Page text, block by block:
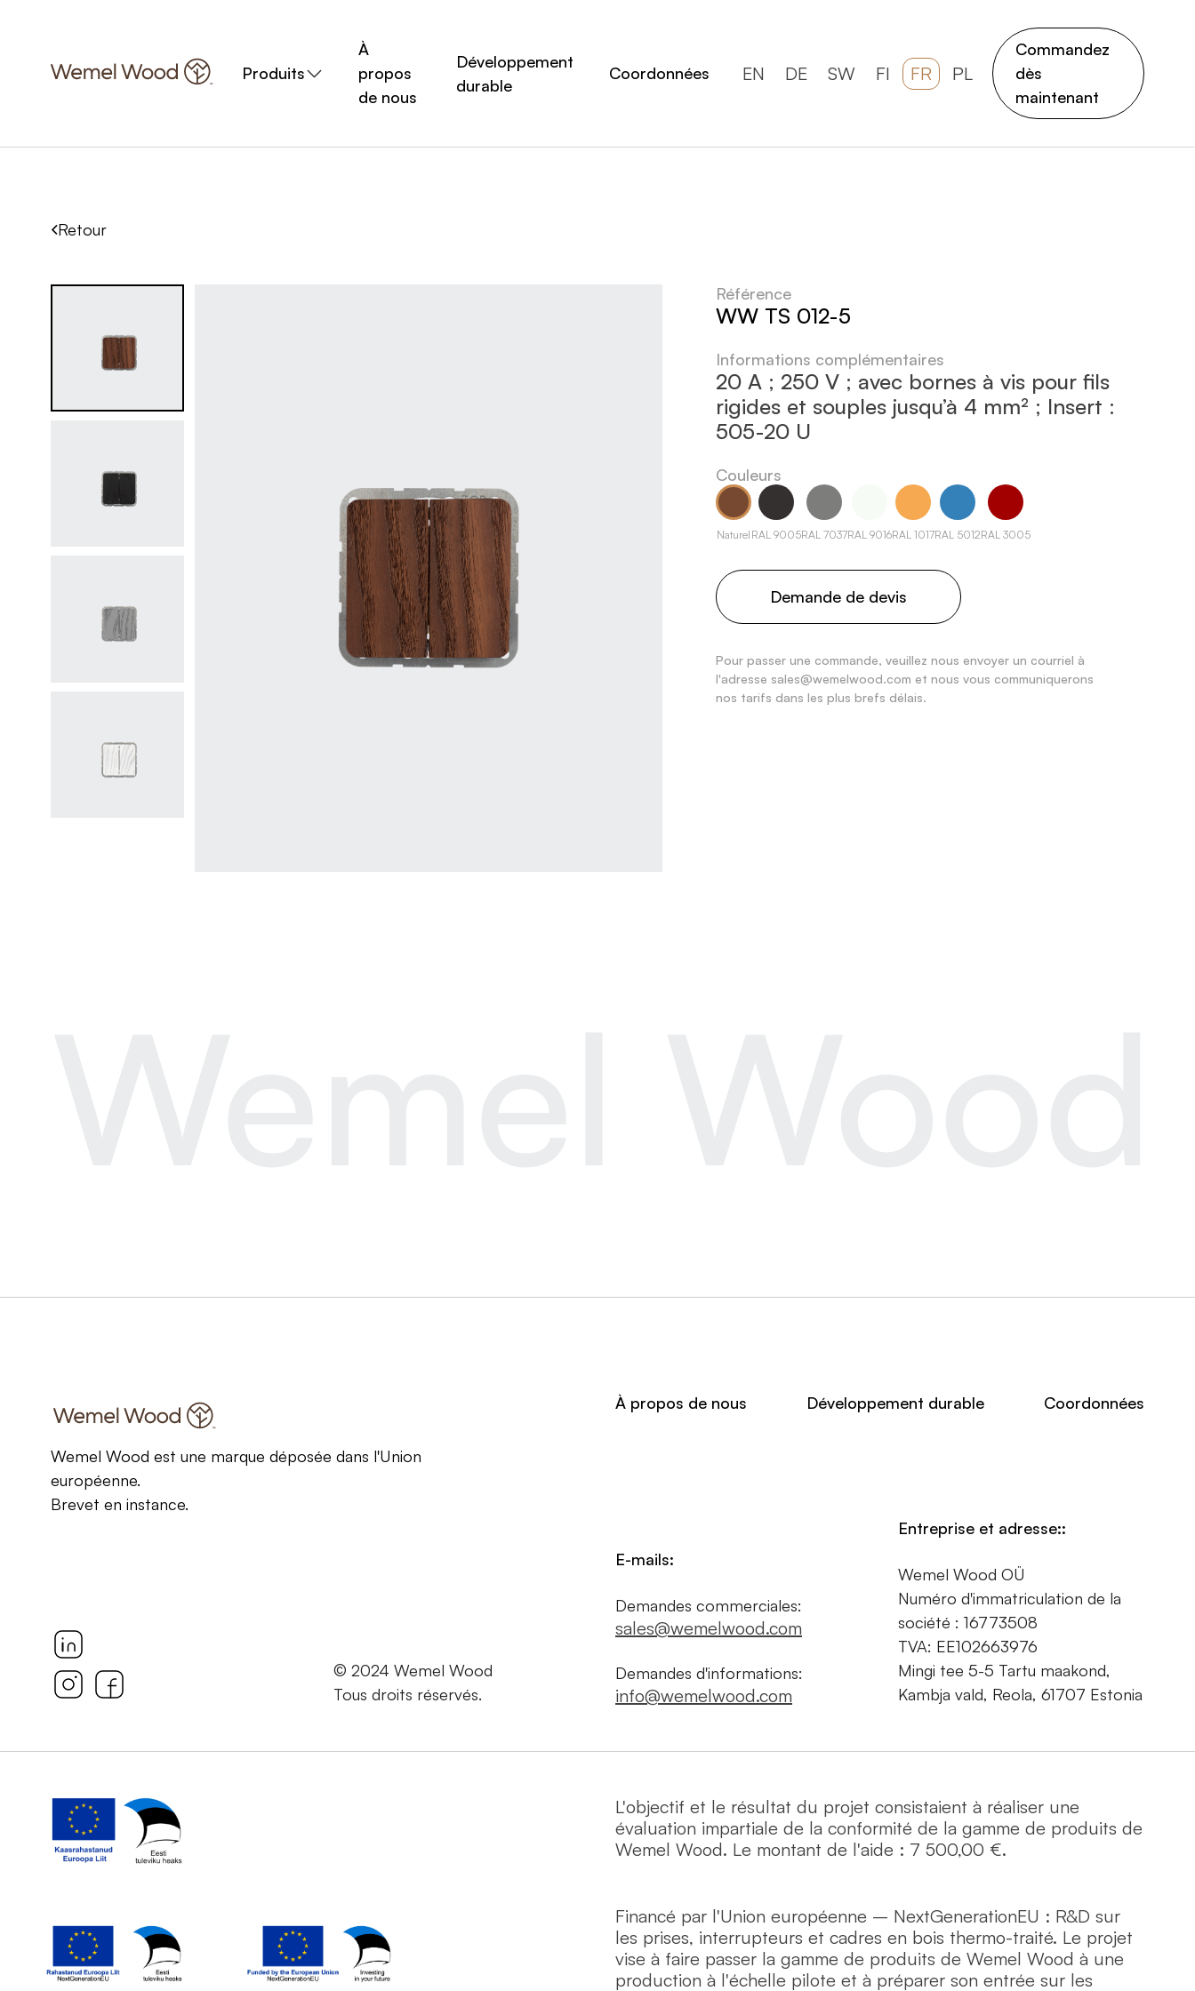
Produits
À
propos
de nous
Développement
durable
Coordonnées EN DE SW FI FR PL
Commandez
dès
maintenant
Retour
Référence
WW TS 012-5
Informations complémentaires
20 A ; 250 V ; avec bornes à vis pour fils
rigides et souples jusqu’à 4 mm² ; Insert :
505-20 U
Couleurs
Naturel RAL 9005RAL 7037RAL 9016RAL 1017RAL 5012RAL 3005
Demande de devis
Pour passer une commande, veuillez nous envoyer un courriel à
l'adresse sales@wemelwood.com et nous vous communiquerons
nos tarifs dans les plus brefs délais.
Wemel Wood est une marque déposée dans l'Union
européenne.
Brevet en instance.
À propos de nous Développement durable Coordonnées
© 2024 Wemel Wood
Tous droits réservés.
E-mails:
Demandes commerciales:
sales@wemelwood.com
Demandes d'informations:
info@wemelwood.com
Entreprise et adresse::
Wemel Wood OÜ
Numéro d'immatriculation de la
société : 16773508
TVA: EE102663976
Mingi tee 5-5 Tartu maakond,
Kambja vald, Reola, 61707 Estonia
L'objectif et le résultat du projet consistaient à réaliser une
évaluation impartiale de la conformité de la gamme de produits de
Wemel Wood. Le montant de l'aide : 7 500,00 €.
Financé par l'Union européenne – NextGenerationEU : R&D sur
les prises, interrupteurs et cadres en bois thermo-traité. Le projet
vise à faire passer la gamme de produits de Wemel Wood à une
production à l'échelle pilote et à préparer son entrée sur les